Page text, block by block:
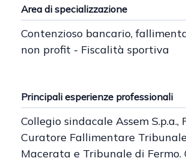
Area di specializzazione
Contenzioso bancario,
non profit - Fiscalità sportiva
Principali esperienze professionali
Collegio sindacale Assem S.p.a.,
Curatore Fallimentare
Macerata e Tribunale di Fermo.